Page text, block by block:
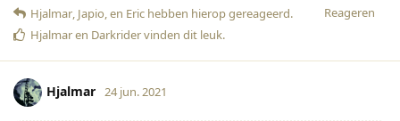
Reageren
Hjalmar, Japio, en Eric hebben hierop gereageerd.
Hjalmaren Darkridervinden dit leuk.
Hjalmar 24 jun. 2021